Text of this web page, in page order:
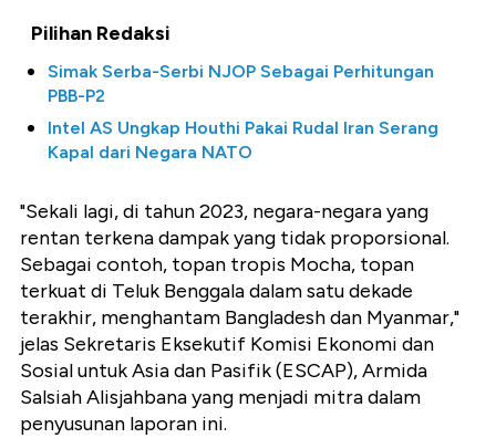
Pilihan Redaksi
Simak Serba-Serbi NJOP Sebagai Perhitungan
PBB-P2
Intel AS Ungkap Houthi Pakai Rudal Iran Serang
Kapal dari Negara NATO
"Sekali lagi, di tahun 2023, negara-negara yang
rentan terkena dampak yang tidak proporsional.
Sebagai contoh, topan tropis Mocha, topan
terkuat di Teluk Benggala dalam satu dekade
terakhir, menghantam Bangladesh dan Myanmar,"
jelas Sekretaris Eksekutif Komisi Ekonomi dan
Sosial untuk Asia dan Pasifik (ESCAP), Armida
Salsiah Alisjahbana yang menjadi mitra dalam
penyusunan laporan ini.